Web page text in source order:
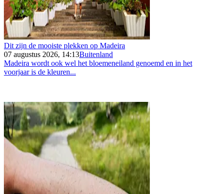
Dit zijn de mooiste plekken op Madeira
07 augustus 2026, 14:13Buitenland
Madeira wordt ook wel het bloemeneiland genoemd en in het
voorjaar is de kleuren...